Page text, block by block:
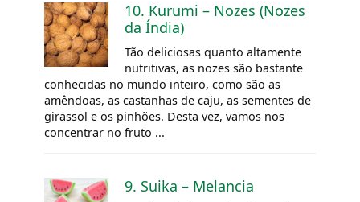
10. Kurumi – Nozes (Nozes
da Índia)
Tão deliciosas quanto altamente
nutritivas, as nozes são bastante
conhecidas no mundo inteiro, como são as
amêndoas, as castanhas de caju, as sementes de
girassol e os pinhões. Desta vez, vamos nos
concentrar no fruto ...
9. Suika – Melancia